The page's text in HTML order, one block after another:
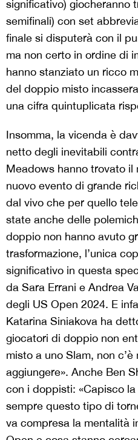
significativo) giocheranno
semifinali) con set
finale si disputerà con il
ma non certo in ordine di
hanno stanziato un ricco
del doppio misto
una cifra quintuplicata
Insomma, la vicenda è
netto degli inevitabili
Meadows hanno trovato il
nuovo evento di grande
dal vivo che per quello
state anche delle
doppio non hanno avuto
trasformazione, l’unica
significativo in questa
da Sara Errani e Andrea
degli US Open 2024. E
Katarina Siniakova ha
giocatori di doppio non
misto a uno Slam, non
aggiungere». Anche Ben
con i doppisti: «Capisco
sempre questo tipo di
va compresa la mentalità